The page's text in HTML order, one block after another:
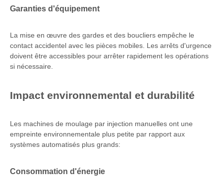
Garanties d'équipement
La mise en œuvre des gardes et des boucliers empêche le
contact accidentel avec les pièces mobiles. Les arrêts d'urgence
doivent être accessibles pour arrêter rapidement les opérations
si nécessaire.
Impact environnemental et durabilité
Les machines de moulage par injection manuelles ont une
empreinte environnementale plus petite par rapport aux
systèmes automatisés plus grands:
Consommation d'énergie